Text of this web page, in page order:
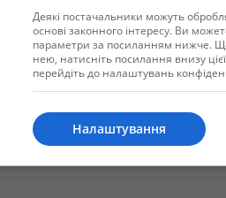
в систему или
Деякі постачальники можуть
основі законного інтересу. Ви
параметри за посиланням нижче.
нею, натисніть посилання внизу
перейдіть до налаштувань
Налаштування